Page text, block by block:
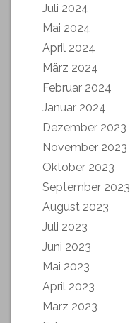
Juli 2024
Mai 2024
April 2024
März 2024
Februar 2024
Januar 2024
Dezember 2023
November 2023
Oktober 2023
September 2023
August 2023
Juli 2023
Juni 2023
Mai 2023
April 2023
März 2023